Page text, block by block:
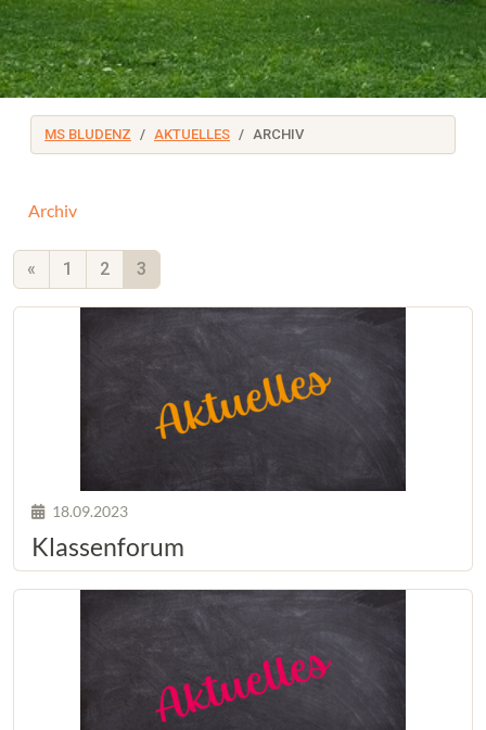
MS BLUDENZ AKTUELLES ARCHIV
Archiv
« 1 2 3
18.09.2023
Klassenforum